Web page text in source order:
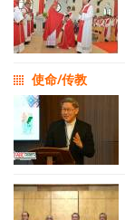
使命/传教